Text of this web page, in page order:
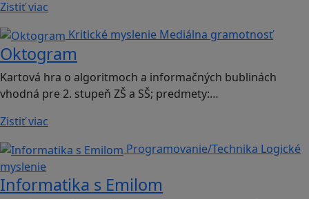
Zistiť viac
Kritické myslenie Mediálna gramotnosť
Oktogram
Kartová hra o algoritmoch a informačných bublinách
vhodná pre 2. stupeň ZŠ a SŠ; predmety:…
Zistiť viac
Programovanie/Technika Logické
myslenie
Informatika s Emilom